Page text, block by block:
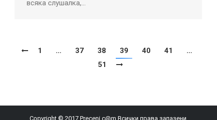
всяка слушалка,…
1 … 37 38 39 40 41
…
51
Copyright © 2017 Preceni.c@m Всички права запазени.